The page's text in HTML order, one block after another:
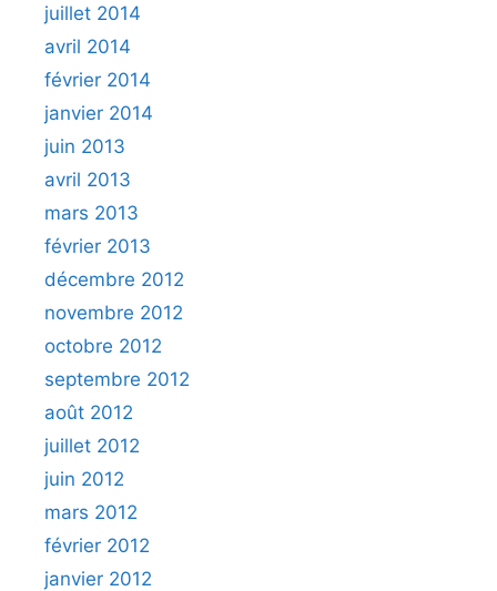
juillet 2014
avril 2014
février 2014
janvier 2014
juin 2013
avril 2013
mars 2013
février 2013
décembre 2012
novembre 2012
octobre 2012
septembre 2012
août 2012
juillet 2012
juin 2012
mars 2012
février 2012
janvier 2012